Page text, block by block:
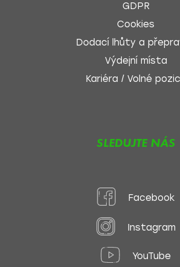
GDPR
Cookies
Dodací lhůty a
Výdejní místa
Kariéra / Volné
SLEDUJTE NÁS
Facebook
Instagram
YouTube